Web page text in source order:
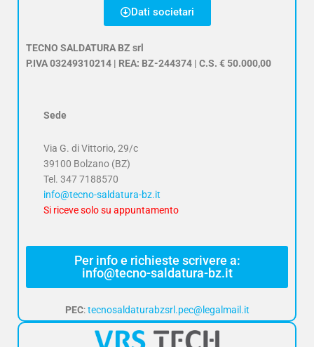
Dati societari
TECNO SALDATURA BZ srl
P.IVA 03249310214 | REA: BZ-244374 | C.S. € 50.000,00
Sede
Via G. di Vittorio, 29/c
39100 Bolzano (BZ)
Tel. 347 7188570
info@tecno-saldatura-bz.it
Si riceve solo su appuntamento
Per info e richieste scrivere a:
info@tecno-saldatura-bz.it
PEC:tecnosaldaturabzsrl.pec@legalmail.it